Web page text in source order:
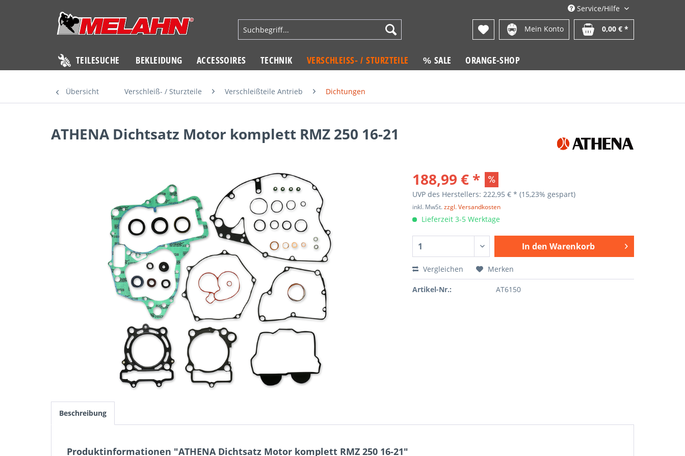
Service/Hilfe
Mein Konto 0,00 € *
TEILESUCHE BEKLEIDUNG ACCESSOIRES TECHNIK VERSCHLEISS- / STURZTEILE % SALE ORANGE-SHOP
Übersicht Verschleiß- / Sturzteile Verschleißteile Antrieb Dichtungen
ATHENA Dichtsatz Motor komplett RMZ 250 16-21
188,99 € *
UVP des Herstellers: 222,95 € *(15,23% gespart)
inkl. MwSt.zzgl. Versandkosten
Lieferzeit 3-5 Werktage
In den Warenkorb
Vergleichen Merken
Artikel-Nr.: AT6150
Beschreibung
Produktinformationen "ATHENA Dichtsatz Motor komplett RMZ 250 16-21"